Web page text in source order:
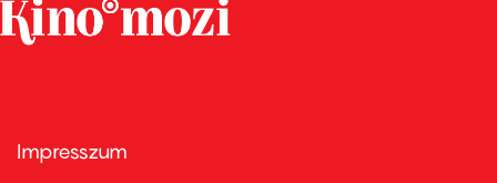
Footer
Impresszum